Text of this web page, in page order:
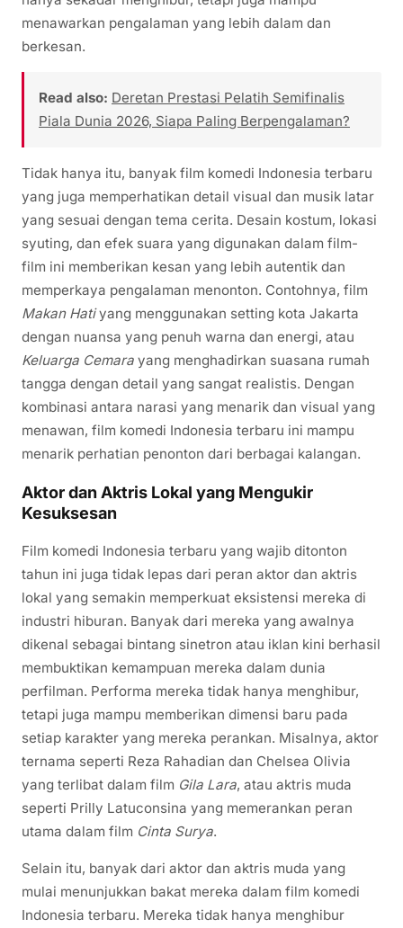
menawarkan pengalaman yang lebih dalam dan
berkesan.
Read also: Deretan Prestasi Pelatih Semifinalis
Piala Dunia 2026, Siapa Paling Berpengalaman?
Tidak hanya itu, banyak film komedi Indonesia terbaru
yang juga memperhatikan detail visual dan musik latar
yang sesuai dengan tema cerita. Desain kostum, lokasi
syuting, dan efek suara yang digunakan dalam film-
film ini memberikan kesan yang lebih autentik dan
memperkaya pengalaman menonton. Contohnya, film
Makan Hatiyang menggunakan setting kota Jakarta
dengan nuansa yang penuh warna dan energi, atau
Keluarga Cemara yang menghadirkan suasana rumah
tangga dengan detail yang sangat realistis. Dengan
kombinasi antara narasi yang menarik dan visual yang
menawan, film komedi Indonesia terbaru ini mampu
menarik perhatian penonton dari berbagai kalangan.
Aktor dan Aktris Lokal yang Mengukir
Kesuksesan
Film komedi Indonesia terbaru yang wajib ditonton
tahun ini juga tidak lepas dari peran aktor dan aktris
lokal yang semakin memperkuat eksistensi mereka di
industri hiburan. Banyak dari mereka yang awalnya
dikenal sebagai bintang sinetron atau iklan kini berhasil
membuktikan kemampuan mereka dalam dunia
perfilman. Performa mereka tidak hanya menghibur,
tetapi juga mampu memberikan dimensi baru pada
setiap karakter yang mereka perankan. Misalnya, aktor
ternama seperti Reza Rahadian dan Chelsea Olivia
yang terlibat dalam film Gila Lara, atau aktris muda
seperti Prilly Latuconsina yang memerankan peran
utama dalam film Cinta Surya.
Selain itu, banyak dari aktor dan aktris muda yang
mulai menunjukkan bakat mereka dalam film komedi
Indonesia terbaru. Mereka tidak hanya menghibur